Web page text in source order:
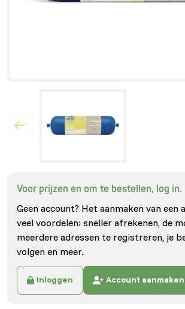
Voor prijzen en om te bestellen, log in.
Geen account? Het aanmaken van een
veel voordelen: sneller afrekenen, de
meerdere adressen te registreren, je
volgen en meer.
Inloggen Account aanmaken